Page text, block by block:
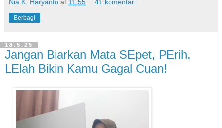
Nia K. Haryanto at 11.55 41 komentar:
Berbagi
18.5.25
Jangan Biarkan Mata SEpet, PErih,
LElah Bikin Kamu Gagal Cuan!